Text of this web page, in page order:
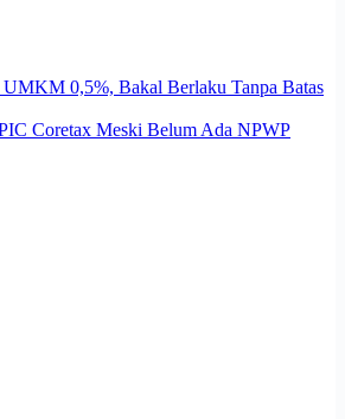
UMKM 0,5%, Bakal Berlaku Tanpa Batas
Coretax Meski Belum Ada NPWP